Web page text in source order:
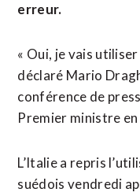
erreur.
« Oui, je vais
déclaré Mario
conférence de
Premier ministre
L’Italie a repris
suédois vendredi